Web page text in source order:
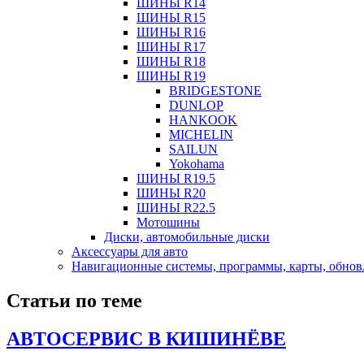
ШИНЫ R15
ШИНЫ R16
ШИНЫ R17
ШИНЫ R18
ШИНЫ R19
BRIDGESTONE
DUNLOP
HANKOOK
MICHELIN
SAILUN
Yokohama
ШИНЫ R19.5
ШИНЫ R20
ШИНЫ R22.5
Мотошины
Диски, автомобильные диски
Аксесcуары для авто
Навигационные системы, программы, карты,
Статьи по теме
АВТОСЕРВИС В КИШИНЁВЕ